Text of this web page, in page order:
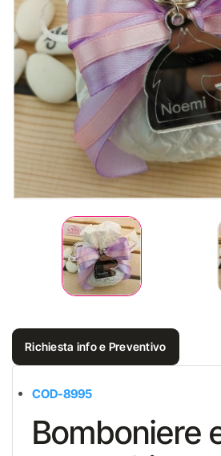
Richiesta info e Preventivo
COD-8995
Bomboniere